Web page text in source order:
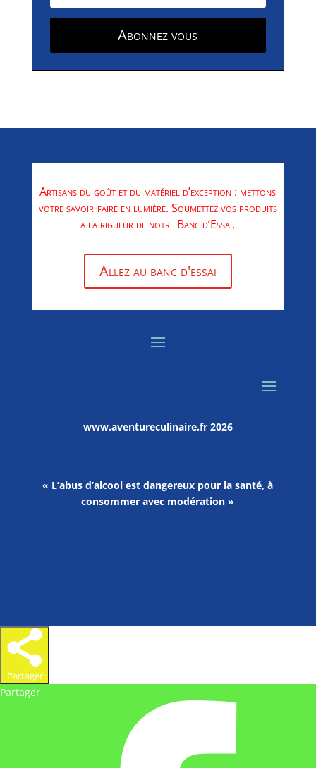
Abonnez vous
Artisans du goût et du matériel d’exception : mettons
votre savoir-faire en lumière. Soumettez vos produits
à la rigueur de notre Banc d’Essai.
Allez au banc d'essai
www.aventureculinaire.fr2026
« L’abus d’alcool est dangereux pour la santé, à
consommer avec modération »
Partager
Partager